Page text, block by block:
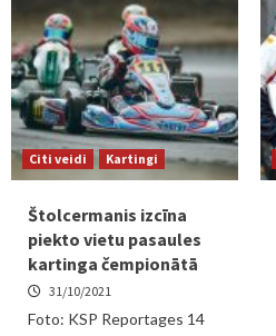
Citi veidi Kartingi
Štolcermanis izcīna
piekto vietu pasaules
kartinga čempionātā
31/10/2021
Foto: KSP Reportages 14